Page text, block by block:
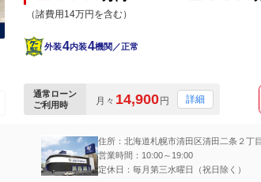
（諸費用14万円を含む）
外装4内装4機関／正常
通常ローン
ご利用時
月々 14,900円 詳細
住所：北海道札幌市清田区清田二条２丁
営業時間：10:00～19:00
定休日：毎月第三水曜日（祝日除く）